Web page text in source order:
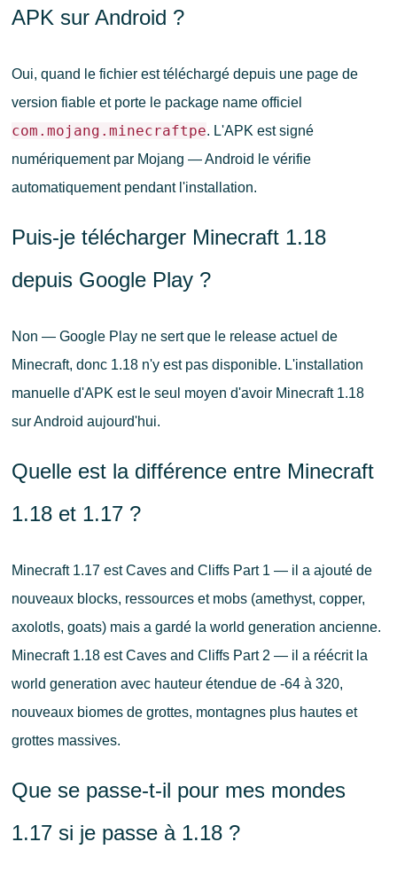
APK sur Android ?
Oui, quand le fichier est téléchargé depuis une page de
version fiable et porte le package name officiel
com.mojang.minecraftpe. L'APK est signé
numériquement par Mojang — Android le vérifie
automatiquement pendant l'installation.
Puis-je télécharger Minecraft 1.18
depuis Google Play ?
Non — Google Play ne sert que le release actuel de
Minecraft, donc 1.18 n'y est pas disponible. L'installation
manuelle d'APK est le seul moyen d'avoir Minecraft 1.18
sur Android aujourd'hui.
Quelle est la différence entre Minecraft
1.18 et 1.17 ?
Minecraft 1.17 est Caves and Cliffs Part 1 — il a ajouté de
nouveaux blocks, ressources et mobs (amethyst, copper,
axolotls, goats) mais a gardé la world generation ancienne.
Minecraft 1.18 est Caves and Cliffs Part 2 — il a réécrit la
world generation avec hauteur étendue de -64 à 320,
nouveaux biomes de grottes, montagnes plus hautes et
grottes massives.
Que se passe-t-il pour mes mondes
1.17 si je passe à 1.18 ?